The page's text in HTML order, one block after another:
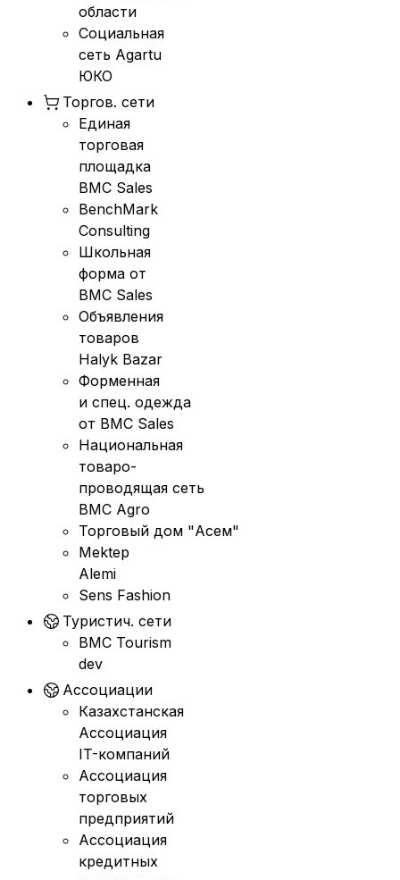
области
Социальная
сеть Agartu
ЮКО
Торгов. сети
Единая
торговая
площадка
BMC Sales
BenchMark
Consulting
Школьная
форма от
BMC Sales
Объявления
товаров
Halyk Bazar
Форменная
и спец. одежда
от BMC Sales
Национальная
товаро-
проводящая сеть
BMC Agro
Торговый дом "Асем"
Mektep
Alemi
Sens Fashion
Туристич. сети
BMC Tourism
dev
Ассоциации
Казахстанская
Ассоциация
IT-компаний
Ассоциация
торговых
предприятий
Ассоциация
кредитных